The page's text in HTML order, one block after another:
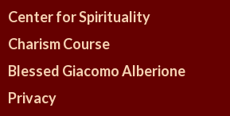
Center for Spirituality
Charism Course
Blessed Giacomo Alberione
Privacy